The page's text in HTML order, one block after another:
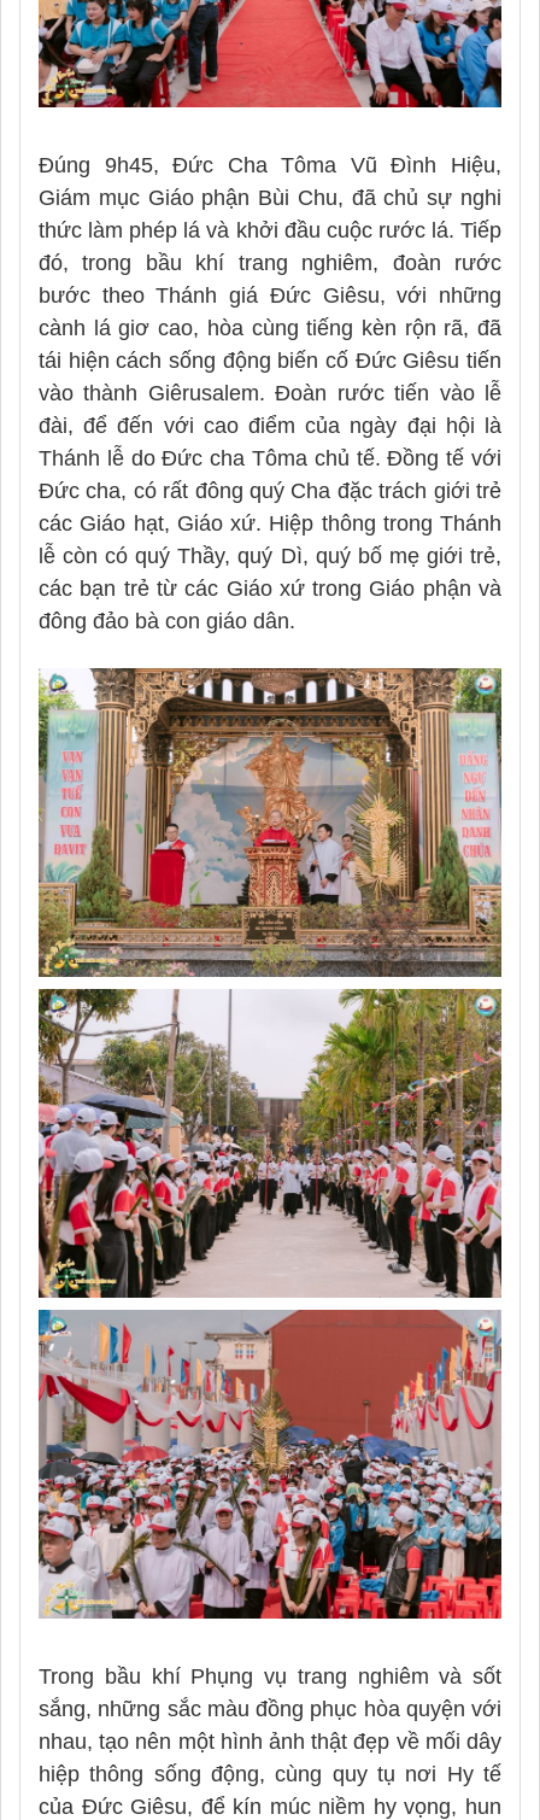
Đúng 9h45, Đức Cha Tôma Vũ Đình Hiệu,
Giám mục Giáo phận Bùi Chu, đã chủ sự nghi
thức làm phép lá và khởi đầu cuộc rước lá. Tiếp
đó, trong bầu khí trang nghiêm, đoàn rước
bước theo Thánh giá Đức Giêsu, với những
cành lá giơ cao, hòa cùng tiếng kèn rộn rã, đã
tái hiện cách sống động biến cố Đức Giêsu tiến
vào thành Giêrusalem. Đoàn rước tiến vào lễ
đài, để đến với cao điểm của ngày đại hội là
Thánh lễ do Đức cha Tôma chủ tế. Đồng tế với
Đức cha, có rất đông quý Cha đặc trách giới trẻ
các Giáo hạt, Giáo xứ. Hiệp thông trong Thánh
lễ còn có quý Thầy, quý Dì, quý bố mẹ giới trẻ,
các bạn trẻ từ các Giáo xứ trong Giáo phận và
đông đảo bà con giáo dân.
Trong bầu khí Phụng vụ trang nghiêm và sốt
sắng, những sắc màu đồng phục hòa quyện với
nhau, tạo nên một hình ảnh thật đẹp về mối dây
hiệp thông sống động, cùng quy tụ nơi Hy tế
của Đức Giêsu, để kín múc niềm hy vọng, hun